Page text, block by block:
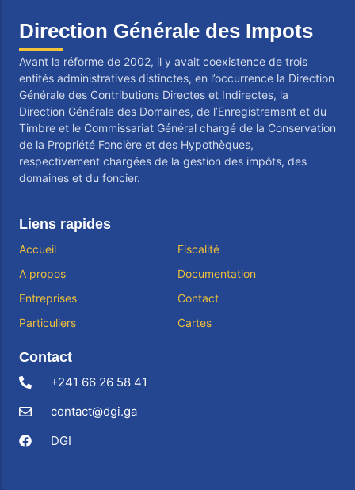
Direction Générale des Impots
Avant la réforme de 2002, il y avait coexistence de trois
entités administratives distinctes, en l’occurrence la Direction
Générale des Contributions Directes et Indirectes, la
Direction Générale des Domaines, de l’Enregistrement et du
Timbre et le Commissariat Général chargé de la Conservation
de la Propriété Foncière et des Hypothèques,
respectivement chargées de la gestion des impôts, des
domaines et du foncier.
Liens rapides
Accueil
A propos
Entreprises
Particuliers
Fiscalité
Documentation
Contact
Cartes
Contact
+241 66 26 58 41
contact@dgi.ga
DGI